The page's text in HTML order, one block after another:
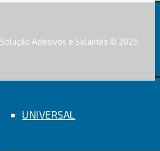
PROFISSIONAL
UNIVERSAL
Solução Adesivos e Selantes © 2026